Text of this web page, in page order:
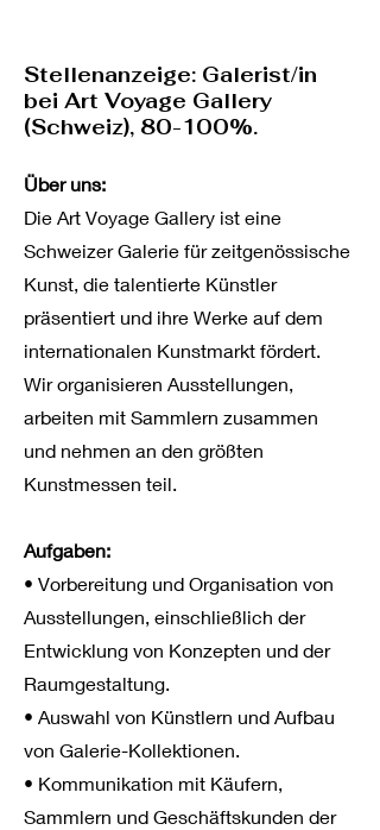
Stellenanzeige: Galerist/in
bei Art Voyage Gallery
(Schweiz), 80-100%.
Über uns:
Die Art Voyage Gallery ist eine
Schweizer Galerie für zeitgenössische
Kunst, die talentierte Künstler
präsentiert und ihre Werke auf dem
internationalen Kunstmarkt fördert.
Wir organisieren Ausstellungen,
arbeiten mit Sammlern zusammen
und nehmen an den größten
Kunstmessen teil.
Aufgaben:
• Vorbereitung und Organisation von
Ausstellungen, einschließlich der
Entwicklung von Konzepten und der
Raumgestaltung.
• Auswahl von Künstlern und Aufbau
von Galerie-Kollektionen.
• Kommunikation mit Käufern,
Sammlern und Geschäftskunden der